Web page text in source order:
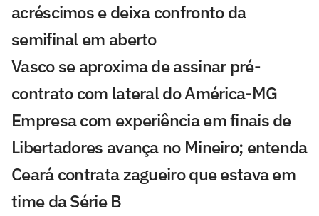
acréscimos e deixa confronto da
semifinal em aberto
Vasco se aproxima de assinar pré-
contrato com lateral do América-MG
Empresa com experiência em finais de
Libertadores avança no Mineiro; entenda
Ceará contrata zagueiro que estava em
time da Série B